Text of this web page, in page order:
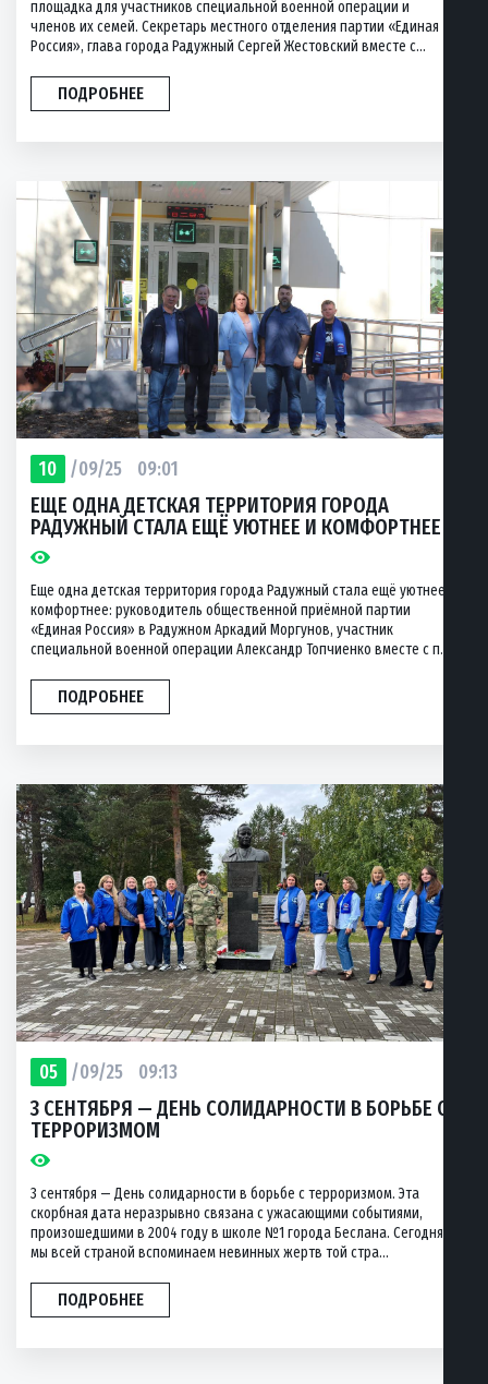
площадка для участников специальной военной операции и
членов их семей. Секретарь местного отделения партии «Единая
Россия», глава города Радужный Сергей Жестовский вместе с...
ПОДРОБНЕЕ
10 /09/25 09:01
ЕЩЕ ОДНА ДЕТСКАЯ ТЕРРИТОРИЯ ГОРОДА
РАДУЖНЫЙ СТАЛА ЕЩЁ УЮТНЕЕ И КОМФОРТНЕЕ
Еще одна детская территория города Радужный стала ещё уютнее и
комфортнее: руководитель общественной приёмной партии
«Единая Россия» в Радужном Аркадий Моргунов, участник
специальной военной операции Александр Топчиенко вместе с п...
ПОДРОБНЕЕ
05 /09/25 09:13
3 СЕНТЯБРЯ — ДЕНЬ СОЛИДАРНОСТИ В БОРЬБЕ С
ТЕРРОРИЗМОМ
3 сентября — День солидарности в борьбе с терроризмом. Эта
скорбная дата неразрывно связана с ужасающими событиями,
произошедшими в 2004 году в школе №1 города Беслана. Сегодня
мы всей страной вспоминаем невинных жертв той стра...
ПОДРОБНЕЕ